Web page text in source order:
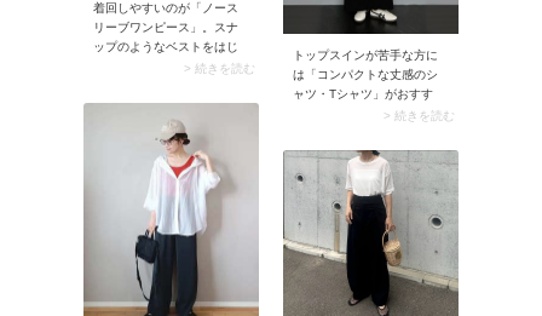
着回しやすいのが「ノース
リーブワンピース」。スナ
ップのようなベストをはじ
め、カーディガンやシャツ
う印象に。アクセサリーを
替えるといっそう効果的で
> 続きを読む
トップスインが苦手な方に
は「コンパクトな丈感のシ
ャツ・Tシャツ」がおすす
め。裾を出してもゾロリと
特のルーズ感が解消されま
す。そこにスポーティなキ
ャップを合わせると、夏ら
しく軽やかな着こなしに。
> 続きを読む